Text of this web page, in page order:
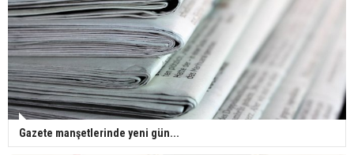
Gazete manşetlerinde yeni gün...